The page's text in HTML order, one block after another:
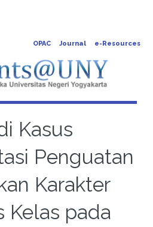
OPAC Journal e-Resources
Kasus
Penguatan
Karakter
Kelas pada